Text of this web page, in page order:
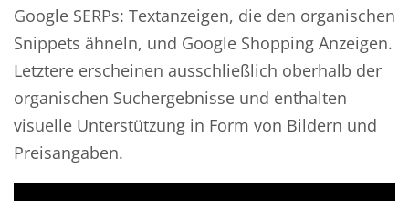
Google SERPs: Textanzeigen, die den organischen
Snippets ähneln, und Google Shopping Anzeigen.
Letztere erscheinen ausschließlich oberhalb der
organischen Suchergebnisse und enthalten
visuelle Unterstützung in Form von Bildern und
Preisangaben.